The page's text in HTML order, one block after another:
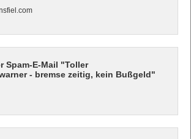
Spam-E-Mail "Toller
- bremse zeitig, kein Bußgeld"